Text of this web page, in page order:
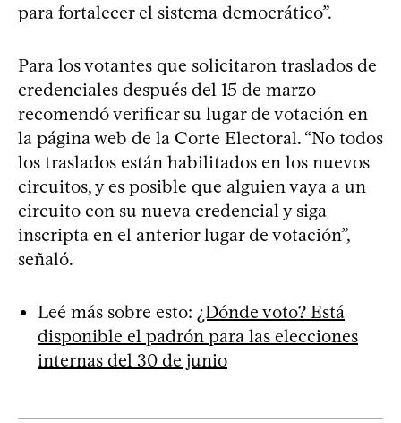
para fortalecer el sistema democrático”.
Para los votantes que solicitaron traslados de
credenciales después del 15 de marzo
recomendó verificar su lugar de votación en
la página web de la Corte Electoral. “No todos
los traslados están habilitados en los nuevos
circuitos, y es posible que alguien vaya a un
circuito con su nueva credencial y siga
inscripta en el anterior lugar de votación”,
señaló.
Leé más sobre esto: ¿Dónde voto? Está
disponible el padrón para las elecciones
internas del 30 de junio